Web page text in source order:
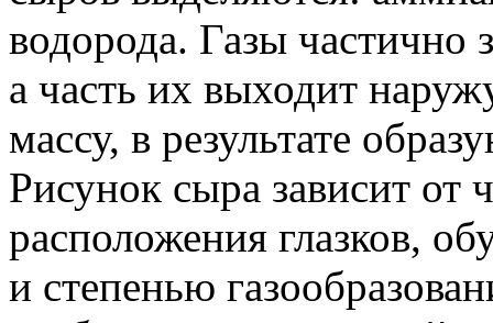
водорода. Газы частично
а часть их выходит
массу, в результате
Рисунок сыра зависит от
расположения глазков,
и степенью